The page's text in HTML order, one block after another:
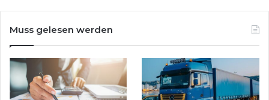
Muss gelesen werden